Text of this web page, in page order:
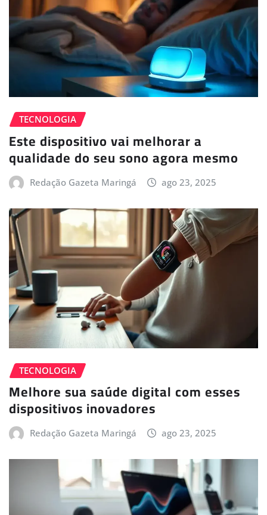
TECNOLOGIA
Este dispositivo vai melhorar a
qualidade do seu sono agora mesmo
Redação Gazeta Maringá ago 23, 2025
TECNOLOGIA
Melhore sua saúde digital com esses
dispositivos inovadores
Redação Gazeta Maringá ago 23, 2025